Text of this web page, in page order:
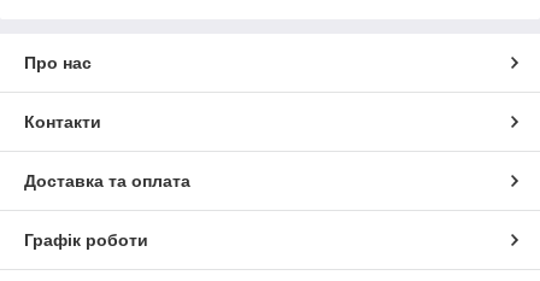
Про нас
Контакти
Доставка та оплата
Графік роботи